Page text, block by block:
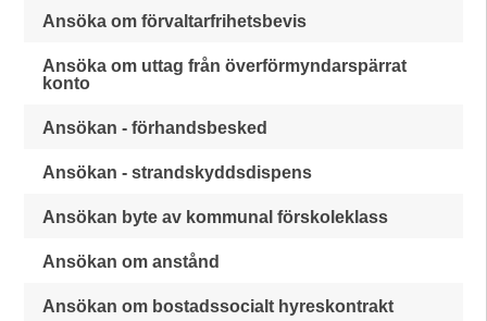
Ansöka om förvaltarfrihetsbevis
Ansöka om uttag från överförmyndarspärrat
konto
Ansökan - förhandsbesked
Ansökan - strandskyddsdispens
Ansökan byte av kommunal förskoleklass
Ansökan om anstånd
Ansökan om bostadssocialt hyreskontrakt